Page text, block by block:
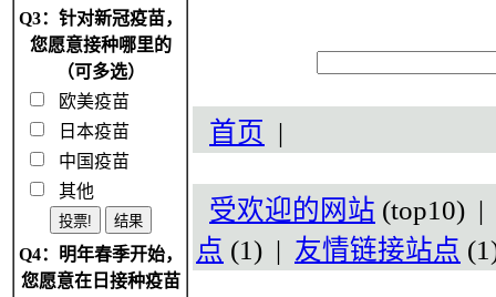
Q3：针对新冠疫苗，
您愿意接种哪里的
（可多选）
欧美疫苗
日本疫苗
中国疫苗
其他
Q4：明年春季开始，
您愿意在日接种疫苗
首页 |
受欢迎的网站 (top10) |
点 (1) | 友情链接站点